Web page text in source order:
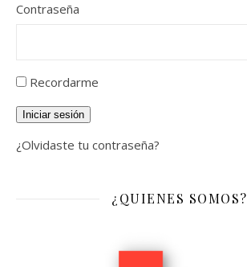
Contraseña
Recordarme
Iniciar sesión
¿Olvidaste tu contraseña?
¿QUIENES SOMOS?